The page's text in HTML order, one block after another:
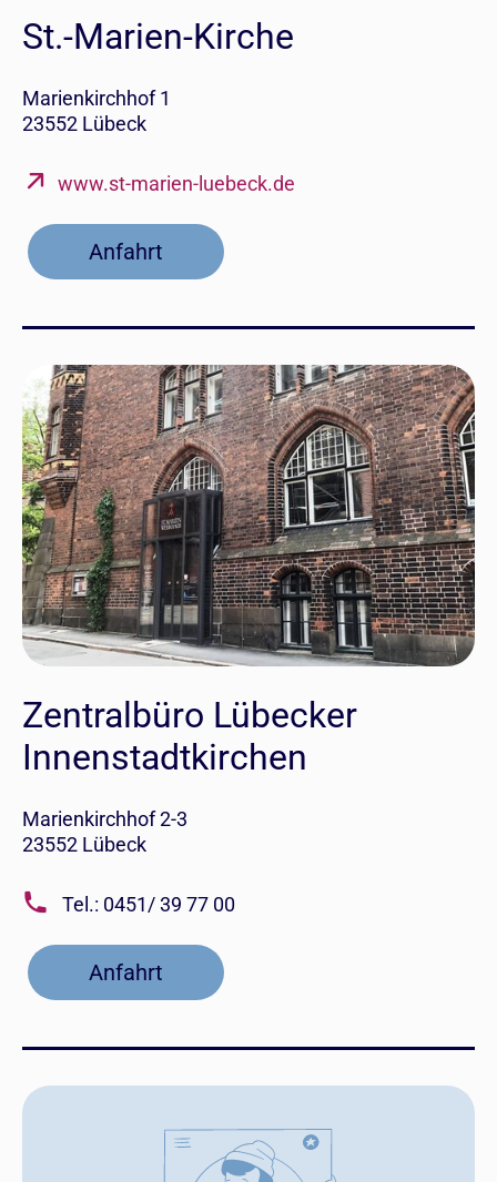
St.-Marien-Kirche
Marienkirchhof 1
23552 Lübeck
www.st-marien-luebeck.de
Anfahrt
Zentralbüro Lübecker
Innenstadtkirchen
Marienkirchhof 2-3
23552 Lübeck
Tel.: 0451/ 39 77 00
Anfahrt